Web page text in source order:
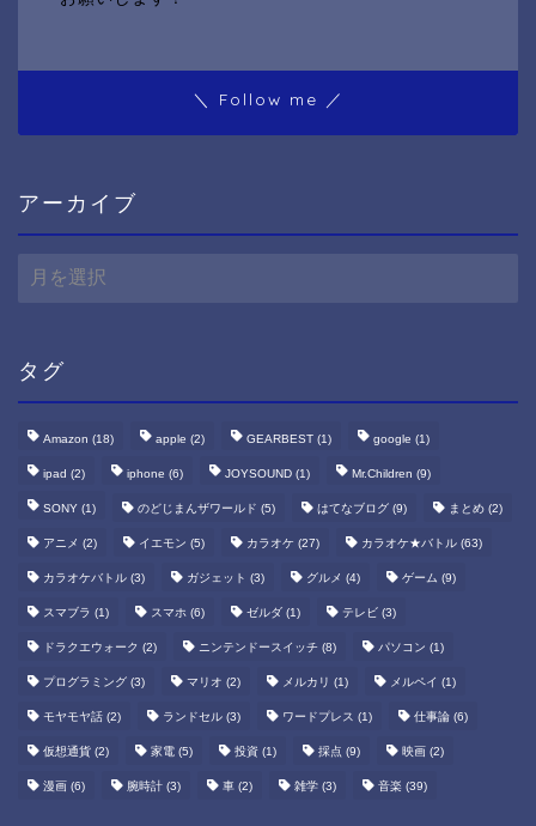
＼ Follow me ／
アーカイブ
ー
ブ
タグ
Amazon (18) apple (2) GEARBEST (1) google (1)
ipad (2) iphone (6) JOYSOUND (1) Mr.Children (9)
SONY (1) のどじまんザワールド (5) はてなブログ (9) まとめ (2)
アニメ (2) イエモン (5) カラオケ (27) カラオケ★バトル (63)
カラオケバトル (3) ガジェット (3) グルメ (4) ゲーム (9)
スマブラ (1) スマホ (6) ゼルダ (1) テレビ (3)
ドラクエウォーク (2) ニンテンドースイッチ (8) パソコン (1)
プログラミング (3) マリオ (2) メルカリ (1) メルペイ (1)
モヤモヤ話 (2) ランドセル (3) ワードプレス (1) 仕事論 (6)
仮想通貨 (2) 家電 (5) 投資 (1) 採点 (9) 映画 (2)
漫画 (6) 腕時計 (3) 車 (2) 雑学 (3) 音楽 (39)